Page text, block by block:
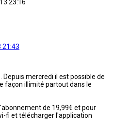
23:16
21:43
Depuis mercredi il est possible de
façon illimité partout dans le
de 19,99€ et pour
fi et télécharger l'application